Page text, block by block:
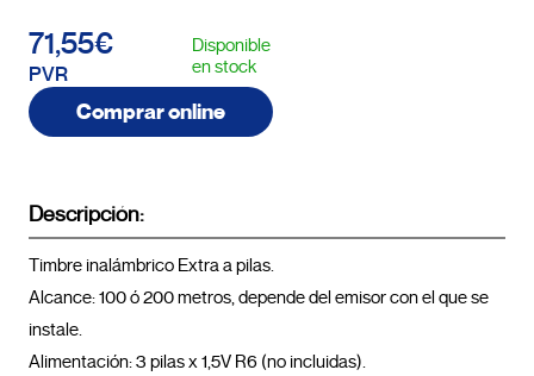
71,55€
PVR
Disponible
en stock
Comprar online
Descripción:
Timbre inalámbrico Extra a pilas.
Alcance: 100 ó 200 metros, depende del emisor con el que se
instale.
Alimentación: 3 pilas x 1,5V R6 (no incluidas).